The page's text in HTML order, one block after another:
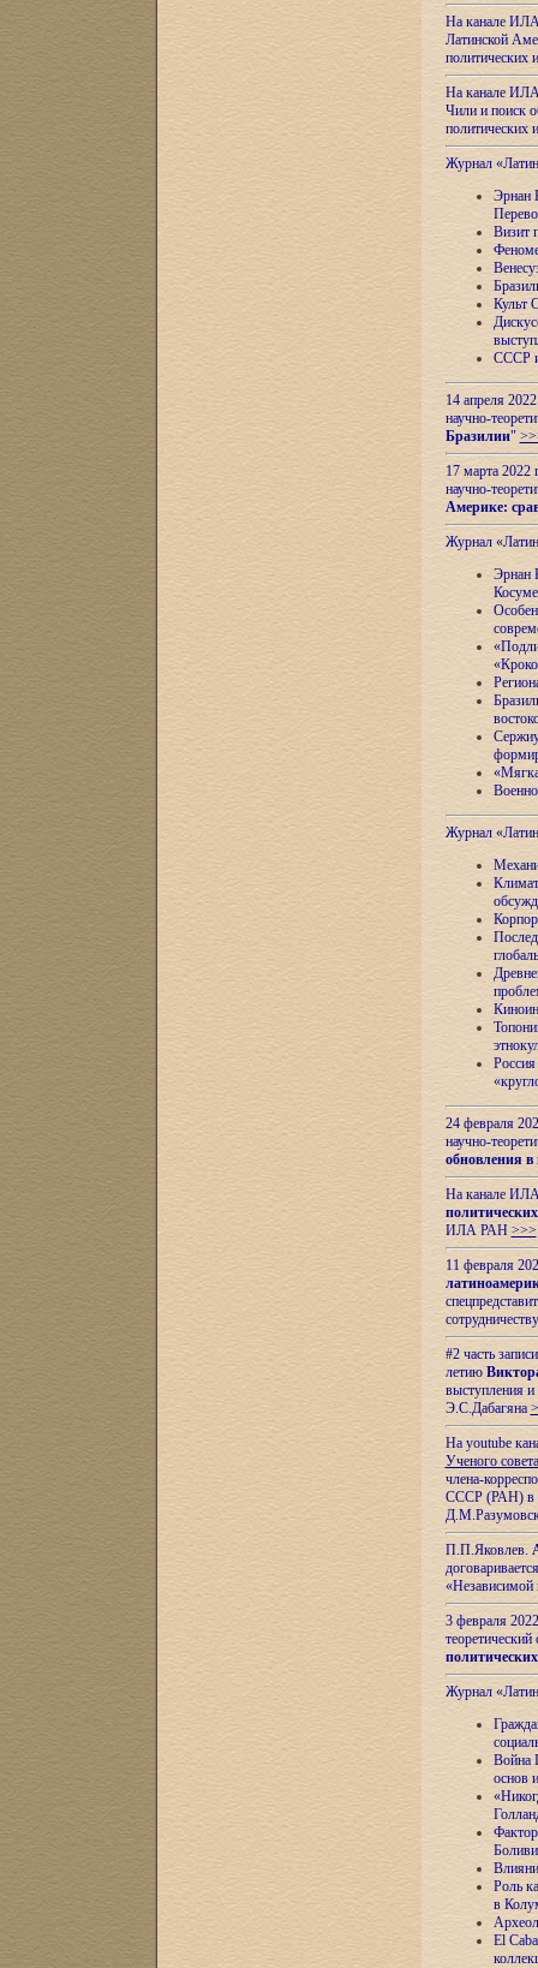
На канале
Латинской
На канале
Чили и поиск
Журнал
Эрнан
Визит
Культ
СССР и
14 апреля
научно-
Бразилии"
17 марта 2022
научно-
Америке:
Журнал
Эрнан
Журнал
24 февраля
научно-
обновления в
На канале
ИЛА РАН >>>
11 февраля
#2 часть
летию
выступления
Э.С.Дабагяна
На youtube
Ученого
члена-
СССР (РАН) в
П.П.Яковлев.
«Независимой
3 февраля
теоретический
Журнал
Война
основ
Роль
в
El